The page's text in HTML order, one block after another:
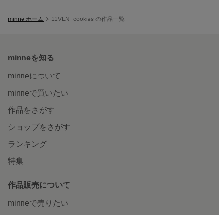
minne ホーム 11VEN_cookies の作品一覧
minneを知る
minneについて
minneで買いたい
作品をさがす
ショップをさがす
ランキング
特集
作品販売について
minneで売りたい